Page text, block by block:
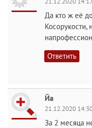
Да кто ж её
Косорукости,
Ответить
Йа
21.12.2020
За 2 месяца